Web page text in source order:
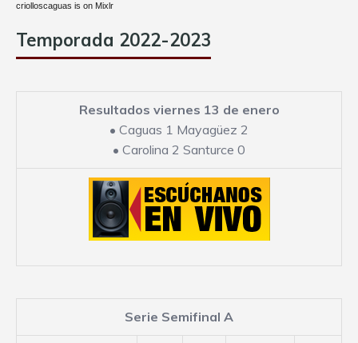
criolloscaguas is on Mixlr
Temporada 2022-2023
Resultados viernes 13 de enero
• Caguas 1 Mayagüez 2
• Carolina 2 Santurce 0
Serie Semifinal A